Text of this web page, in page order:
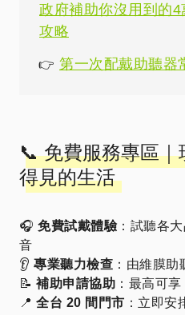
政府補助你沒用到的
攻略
👉 第一次配戴助聽器
📞 免費服務專區
得見的生活
🎧 免費試戴體驗：試聽各
音
👂 專業聽力檢查 ：由維膜
📝 補助申請協助 ：最高可
📍 全台 20 間門市 ：立即安